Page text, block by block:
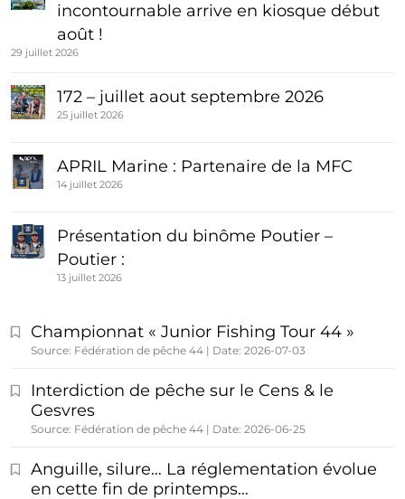
incontournable arrive en kiosque début
août !
29 juillet 2026
172 – juillet aout septembre 2026
25 juillet 2026
APRIL Marine : Partenaire de la MFC
14 juillet 2026
Présentation du binôme Poutier –
Poutier :
13 juillet 2026
Championnat « Junior Fishing Tour 44 »
Source: Fédération de pêche 44 Date: 2026-07-03
Interdiction de pêche sur le Cens & le
Gesvres
Source: Fédération de pêche 44 Date: 2026-06-25
Anguille, silure… La réglementation évolue
en cette fin de printemps…